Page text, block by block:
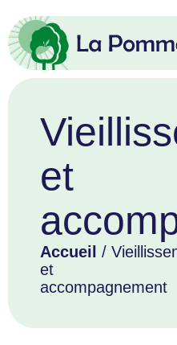
et
Accueil /
et
accompagnement